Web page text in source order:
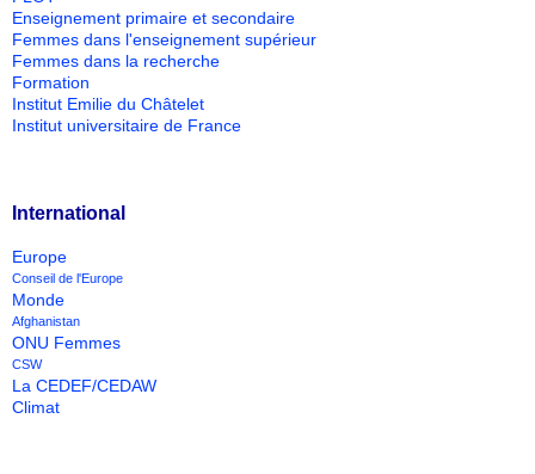
Enseignement primaire et secondaire
Femmes dans l'enseignement supérieur
Femmes dans la recherche
Formation
Institut Emilie du Châtelet
Institut universitaire de France
International
Europe
Conseil de l'Europe
Monde
Afghanistan
ONU Femmes
CSW
La CEDEF/CEDAW
Climat